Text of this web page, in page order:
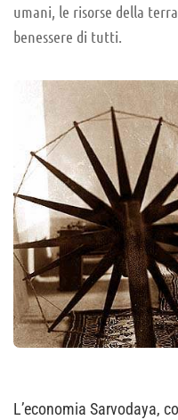
umani, le risorse della
benessere di tutti.
L’economia Sarvodaya,